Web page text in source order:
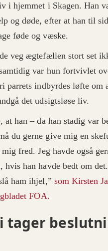
i hjemmet i Skagen. Han
og døde, efter at han til
føde og væske.
veg ægtefællen stort set
var hun fortvivlet
parrets indbyrdes løfte om
det udsigtsløse liv.
at han – da han stadig var
du gerne give mig en
fred. Jeg havde også
hvis han havde bedt om
ham ihjel,” som Kirsten
FOA.
tager